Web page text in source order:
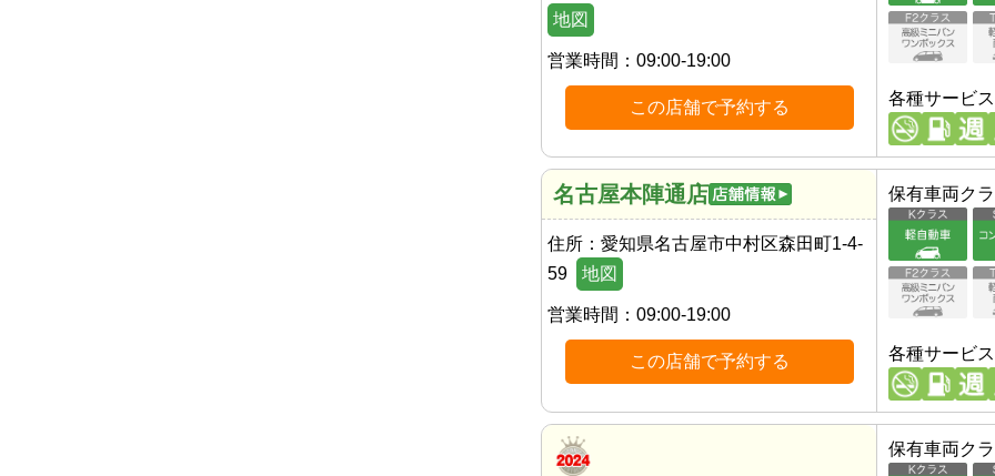
地図
営業時間： 09:00-19:00
この店舗で予約する 各種サービス
名古屋本陣通店
住所： 愛知県名古屋市中村区森田町1-4-
59
地図
営業時間： 09:00-19:00
この店舗で予約する
保有車両ク
各種サービス
保有車両ク